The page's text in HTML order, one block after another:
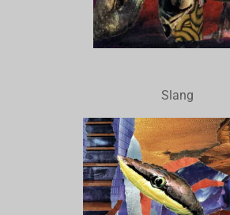
Slang